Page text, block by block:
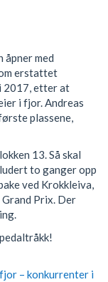
åpner med
erstattet
2017, etter at
i fjor. Andreas
plassene,
13. Så skal
to ganger opp
ved Krokkleiva,
Prix. Der
– konkurrenter i